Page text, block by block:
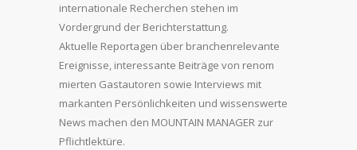
internationale Recherchen stehen im
Vordergrund der Berichterstattung.
Aktuelle Reportagen über branchenrelevante
Ereignisse, interessante Beiträge von renom
mierten Gastautoren sowie Interviews mit
markanten Persönlichkeiten und wissenswerte
News machen den MOUNTAIN MANAGER zur
Pflichtlektüre.